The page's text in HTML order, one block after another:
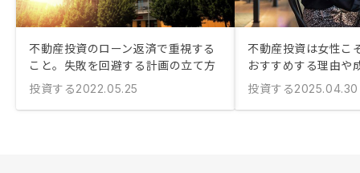
不動産投資のローン返済で重視する
こと。失敗を回避する計画の立て方
投資する2022.05.25
不動産投資は女性こ
おすすめする理由や
投資する2025.04.30